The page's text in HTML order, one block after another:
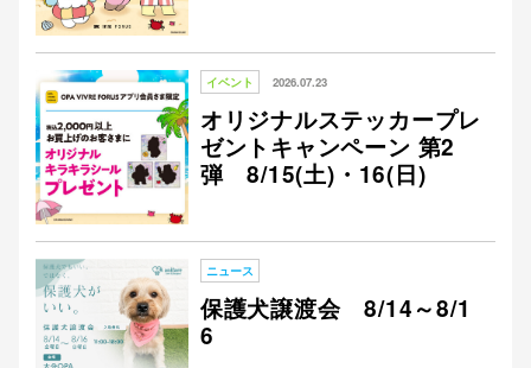
イベント 2026.07.23
オリジナルステッカープレ
ゼントキャンペーン 第2
弾 8/15(土)・16(日)
ニュース
保護犬譲渡会 8/14～8/1
6